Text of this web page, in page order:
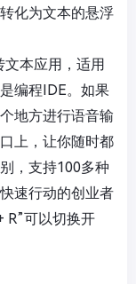
化为文本的悬浮
文本应用，适用
编程IDE。如果
地方进行语音输
上，让你随时都
，支持100多种
速行动的创业者
R”可以切换开